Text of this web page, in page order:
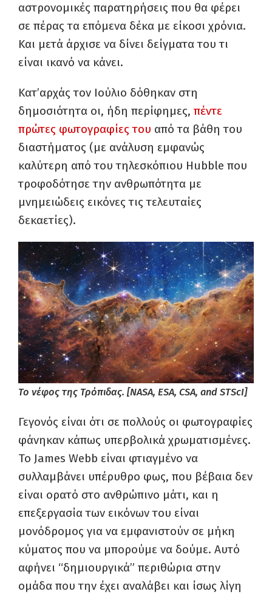
αστρονομικές παρατηρήσεις που θα φέρει
σε πέρας τα επόμενα δέκα με είκοσι χρόνια.
Και μετά άρχισε να δίνει δείγματα του τι
είναι ικανό να κάνει.
Κατ’αρχάς τον Ιούλιο δόθηκαν στη
δημοσιότητα οι, ήδη περίφημες, πέντε
πρώτες φωτογραφίες του από τα βάθη του
διαστήματος (με ανάλυση εμφανώς
καλύτερη από του τηλεσκόπιου Hubble που
τροφοδότησε την ανθρωπότητα με
μνημειώδεις εικόνες τις τελευταίες
δεκαετίες).
Το νέφος της Τρόπιδας. [NASA, ESA, CSA, and STScI]
Γεγονός είναι ότι σε πολλούς οι φωτογραφίες
φάνηκαν κάπως υπερβολικά χρωματισμένες.
Το James Webb είναι φτιαγμένο να
συλλαμβάνει υπέρυθρο φως, που βέβαια δεν
είναι ορατό στο ανθρώπινο μάτι, και η
επεξεργασία των εικόνων του είναι
μονόδρομος για να εμφανιστούν σε μήκη
κύματος που να μπορούμε να δούμε. Αυτό
αφήνει “δημιουργικά” περιθώρια στην
ομάδα που την έχει αναλάβει και ίσως λίγη